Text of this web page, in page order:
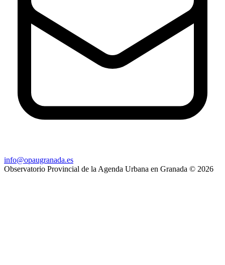
info@opaugranada.es
Observatorio Provincial de la Agenda Urbana en Granada © 2026